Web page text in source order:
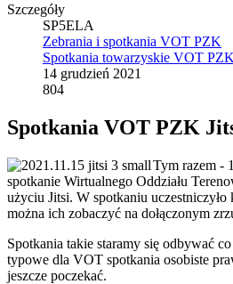
Szczegóły
SP5ELA
Zebrania i spotkania VOT PZK
Spotkania towarzyskie VOT PZK
14 grudzień 2021
804
Spotkania VOT PZK
Tym razem -
spotkanie Wirtualnego Oddziału
użyciu Jitsi. W spotkaniu
można ich zobaczyć na dołączonym
Spotkania takie staramy się odbywać
typowe dla VOT spotkania osobiste
jeszcze poczekać.